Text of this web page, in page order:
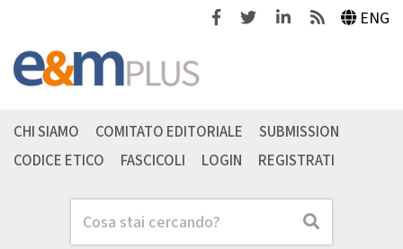
FacebookTwitterLinkedinFeeds ENG
Cerca Cerca
CHI SIAMO COMITATO EDITORIALE
SUBMISSION
CODICE ETICO
FASCICOLI LOGIN REGISTRATI